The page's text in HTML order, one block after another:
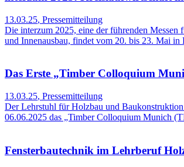
13.03.25, Pressemitteilung
Die interzum 2025, eine der führenden Messen
und Innenausbau, findet vom 20. bis 23. Mai in
Das Erste „Timber Colloquium
13.03.25, Pressemitteilung
Der Lehrstuhl für Holzbau und Baukonstruktion
06.06.2025 das „Timber Colloquium Munich
Fensterbautechnik im Lehrberuf